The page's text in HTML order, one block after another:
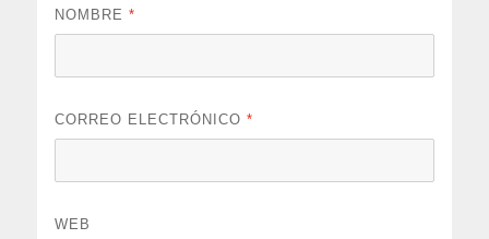
NOMBRE*
CORREO ELECTRÓNICO*
WEB